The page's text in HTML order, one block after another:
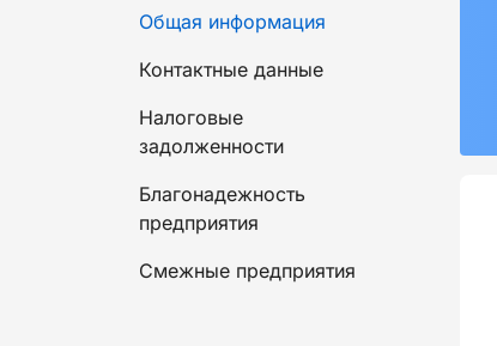
Общая информация
Контактные данные
Налоговые
задолженности
Благонадежность
предприятия
Смежные предприятия